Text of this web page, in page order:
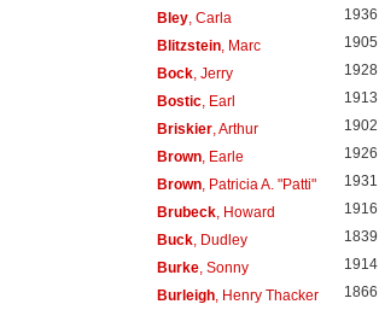
Bley, Carla 1936
Blitzstein, Marc 1905
Bock, Jerry 1928
Bostic, Earl 1913
Briskier, Arthur 1902
Brown, Earle 1926
Brown, Patricia A. "Patti" 1931
Brubeck, Howard 1916
Buck, Dudley 1839
Burke, Sonny 1914
Burleigh, Henry Thacker 1866